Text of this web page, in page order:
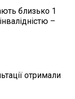
близько 1
–
отримали